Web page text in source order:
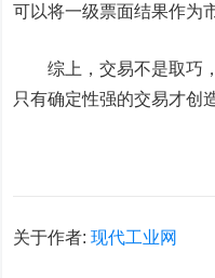
可以将一级票面结果作为
综上，交易不是取巧，
只有确定性强的交易才创
关于作者:现代工业网